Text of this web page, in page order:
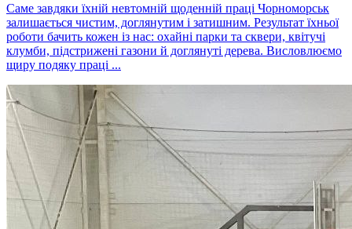
Саме завдяки їхній невтомній щоденній праці Чорноморськ
залишається чистим, доглянутим і затишним. Результат їхньої
роботи бачить кожен із нас: охайні парки та сквери, квітучі
клумби, підстрижені газони й доглянуті дерева. Висловлюємо
щиру подяку праці ...